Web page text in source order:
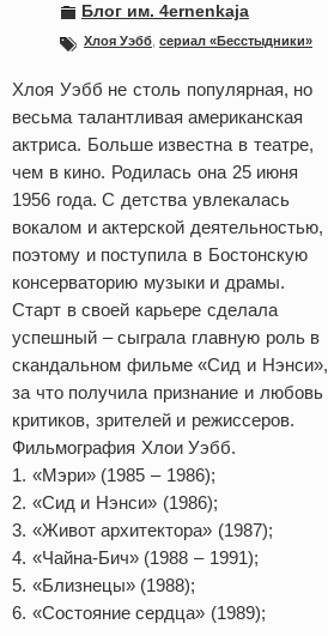
Блог им. 4ernenkaja
Хлоя Уэбб сериал «Бесстыдники»
Хлоя Уэбб не столь популярная, но
весьма талантливая американская
актриса. Больше известна в театре,
чем в кино. Родилась она 25 июня
1956 года. С детства увлекалась
вокалом и актерской деятельностью,
поэтому и поступила в Бостонскую
консерваторию музыки и драмы.
Старт в своей карьере сделала
успешный – сыграла главную роль в
скандальном фильме «Сид и Нэнси»,
за что получила признание и любовь
критиков, зрителей и режиссеров.
Фильмография Хлои Уэбб.
1. «Мэри» (1985 – 1986);
2. «Сид и Нэнси» (1986);
3. «Живот архитектора» (1987);
4. «Чайна-Бич» (1988 – 1991);
5. «Близнецы» (1988);
6. «Состояние сердца» (1989);